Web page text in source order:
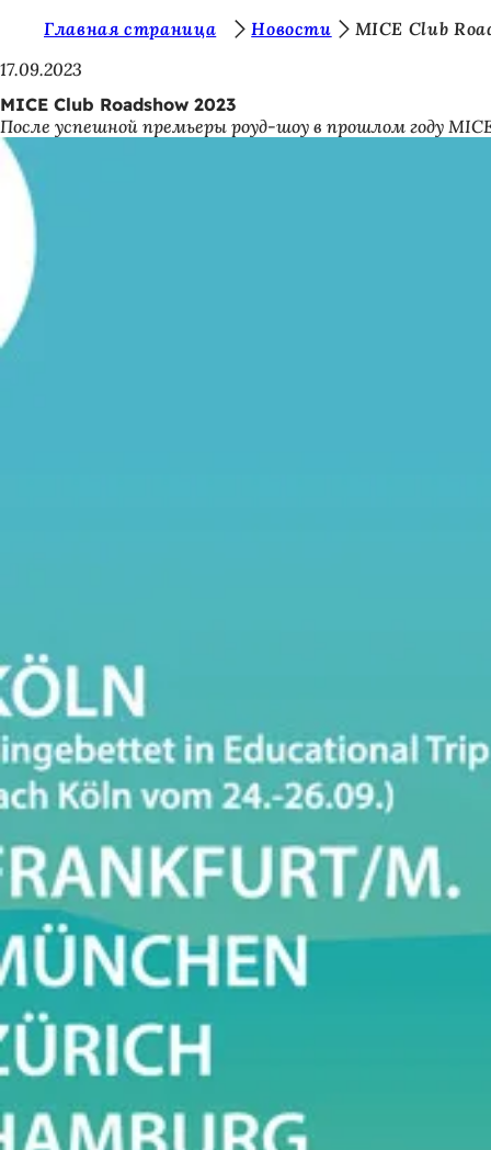
Перейти к содержимому
ы
з
д
Главная страница Новости
MICE Club
17.09.2023
MICE Club Roadshow 2023
После успешной премьеры роуд-шоу в прошлом году